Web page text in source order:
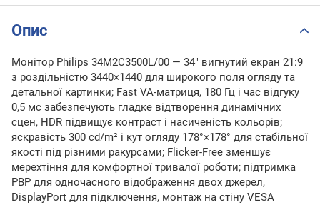
Опис
Монітор Philips 34M2C3500L/00 — 34" вигнутий екран 21:9
з роздільністю 3440×1440 для широкого поля огляду та
детальної картинки; Fast VA-матриця, 180 Гц і час відгуку
0,5 мс забезпечують гладке відтворення динамічних
сцен, HDR підвищує контраст і насиченість кольорів;
яскравість 300 cd/m² і кут огляду 178°×178° для стабільної
якості під різними ракурсами; Flicker-Free зменшує
мерехтіння для комфортної тривалої роботи; підтримка
PBP для одночасного відображення двох джерел,
DisplayPort для підключення, монтаж на стіну VESA